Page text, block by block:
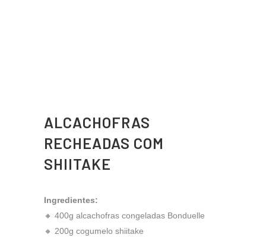
ALCACHOFRAS
RECHEADAS COM
SHIITAKE
Ingredientes:
🔸 400g alcachofras congeladas Bonduelle
🔸 200g cogumelo shiitake